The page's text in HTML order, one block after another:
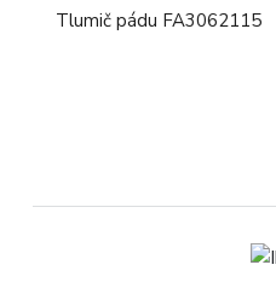
Tlumič pádu FA3062115